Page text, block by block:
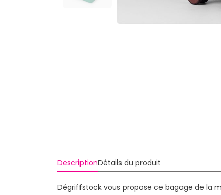
DescriptionDétails du produit
Dégriffstock vous propose ce bagage de la